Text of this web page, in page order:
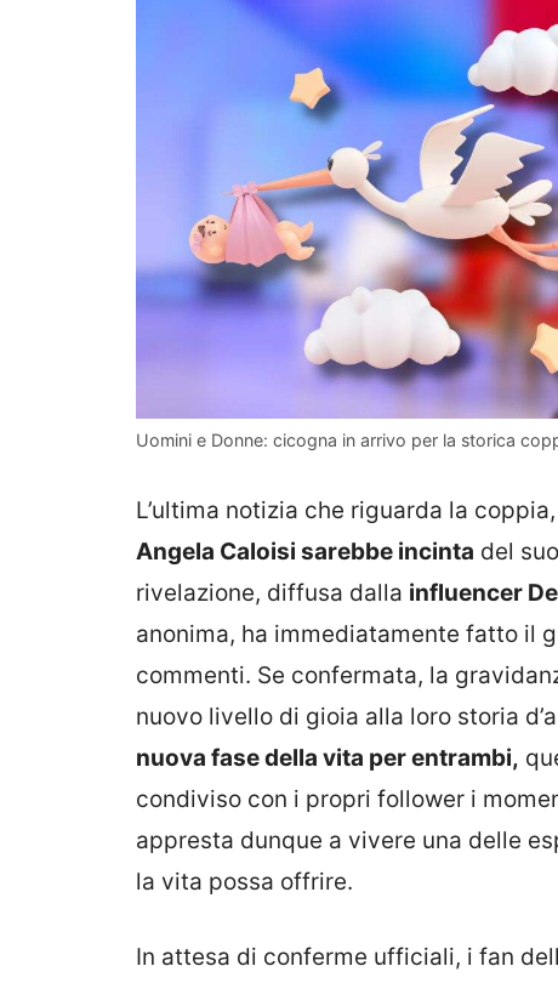
Uomini e Donne: cicogna in arrivo per la storica
L’ultima notizia che riguarda la
Angela Caloisi sarebbe incinta del
rivelazione, diffusa dalla influencer
anonima, ha immediatamente fatto il
commenti. Se confermata, la
nuovo livello di gioia alla loro storia
nuova fase della vita per entrambi,
condiviso con i propri follower i
appresta dunque a vivere una delle
la vita possa offrire.
In attesa di conferme ufficiali, i fan